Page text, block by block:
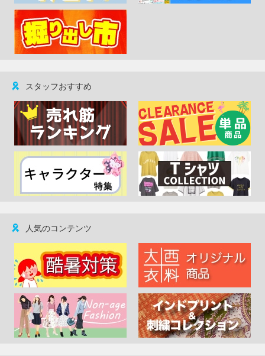
スタッフおすすめ
人気のコンテンツ